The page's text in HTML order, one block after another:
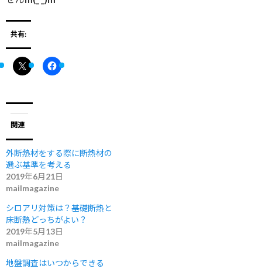
共有:
関連
外断熱材をする際に断熱材の
選ぶ基準を考える
2019年6月21日
mailmagazine
シロアリ対策は？基礎断熱と
床断熱どっちがよい？
2019年5月13日
mailmagazine
地盤調査はいつからできる